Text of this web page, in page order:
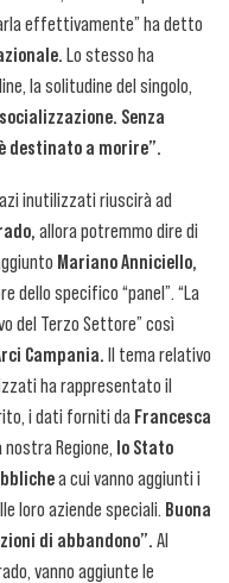
effettivamente” ha detto
Lo stesso ha
la solitudine del singolo,
Senza
destinato a morire”.
inutilizzati riuscirà ad
allora potremmo dire di
Mariano Anniciello,
dello specifico “panel”. “La
del Terzo Settore” così
Campania. Il tema relativo
ha rappresentato il
i dati forniti da Francesca
nostra Regione, lo Stato
a cui vanno aggiunti i
loro aziende speciali. Buona
di abbandono”. Al
vanno aggiunte le